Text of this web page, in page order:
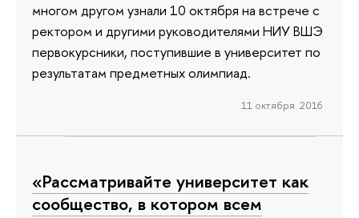
многом другом узнали 10 октября на встрече с
ректором и другими руководителями НИУ ВШЭ
первокурсники, поступившие в университет по
результатам предметных олимпиад.
11 октября 2016
«Рассматривайте университет как
сообщество, в котором всем